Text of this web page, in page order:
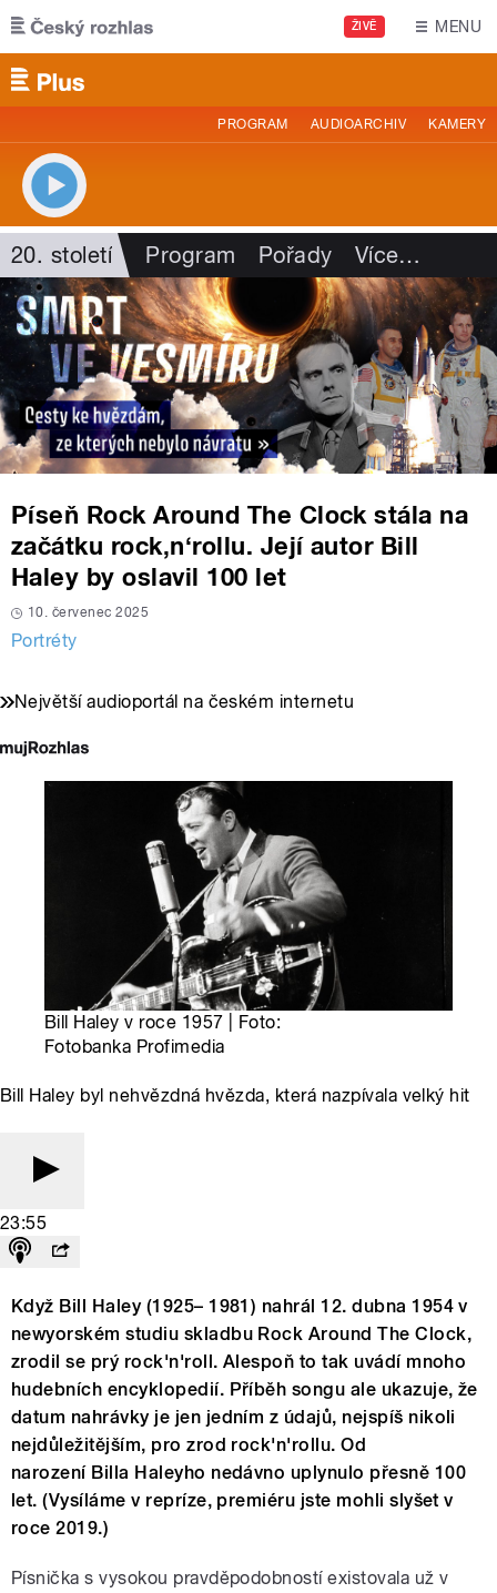
Přejít k hlavnímu obsahu
ŽIVĚ MENU
PROGRAM AUDIOARCHIV KAMERY
20. století Program Pořady Více…
Píseň Rock Around The Clock stála na
začátku rock‚n‘rollu. Její autor Bill
Haley by oslavil 100 let
10. červenec 2025
Portréty
Největší audioportál na českém internetu
Bill Haley v roce 1957 | Foto:
Fotobanka Profimedia
Bill Haley byl nehvězdná hvězda, která nazpívala velký hit
23:55
Když Bill Haley (1925– 1981) nahrál 12. dubna 1954 v
newyorském studiu skladbu Rock Around The Clock,
zrodil se prý rock'n'roll. Alespoň to tak uvádí mnoho
hudebních encyklopedií. Příběh songu ale ukazuje, že
datum nahrávky je jen jedním z údajů, nejspíš nikoli
nejdůležitějším, pro zrod rock'n'rollu. Od
narození Billa Haleyho nedávno uplynulo přesně 100
let. (Vysíláme v repríze, premiéru jste mohli slyšet v
roce 2019.)
Písnička s vysokou pravděpodobností existovala už v